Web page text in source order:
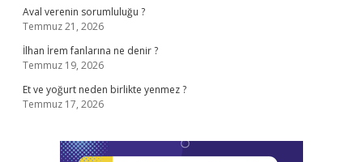
Aval verenin sorumluluğu ?
Temmuz 21, 2026
İlhan İrem fanlarına ne denir ?
Temmuz 19, 2026
Et ve yoğurt neden birlikte yenmez ?
Temmuz 17, 2026